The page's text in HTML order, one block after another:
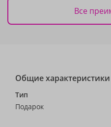
Все
Общие характеристики
Тип
Подарок